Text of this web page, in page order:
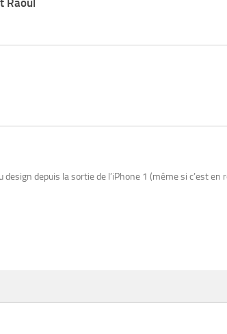
Raoul
depuis la sortie de l’iPhone 1 (même si c’est en